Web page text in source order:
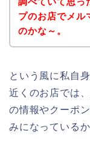
プのお店でメル
のかな～。
という風に私自
近くのお店では
の情報やクーポ
みになっているか